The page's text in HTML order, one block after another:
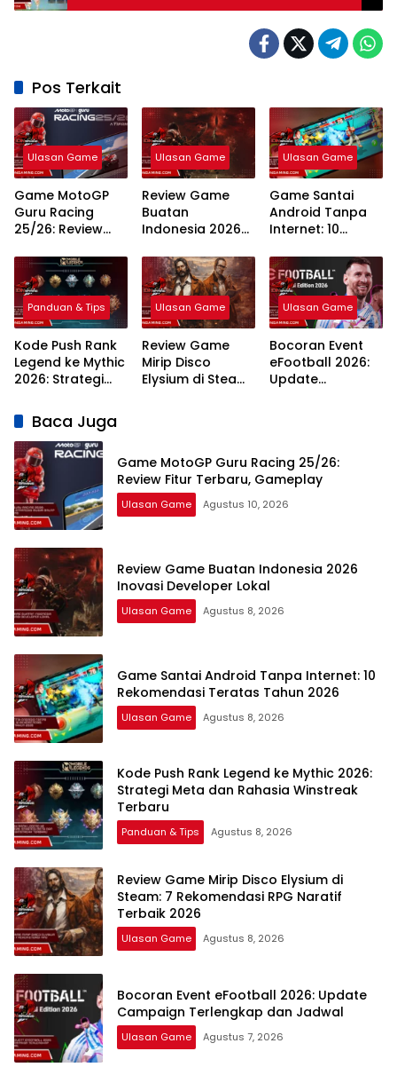
Pos Terkait
Ulasan Game
Game MotoGP
Guru Racing
25/26: Review
Gameplay
Ulasan Game
Review Game
Buatan
Indonesia 2026
Developer Lokal
Ulasan Game
Game Santai
Android Tanpa
Internet: 10
Teratas Tahun
2026
Panduan & Tips
Kode Push Rank
Legend ke Mythic
2026: Strategi
Rahasia
Winstreak
Terbaru
Ulasan Game
Review Game
Mirip Disco
Elysium di Steam:
Ulasan Game
Bocoran Event
eFootball 2026:
Update
Baca Juga
Game MotoGP Guru Racing 25/26:
Review Fitur Terbaru, Gameplay
Ulasan Game Agustus 10, 2026
Review Game Buatan Indonesia 2026
Inovasi Developer Lokal
Ulasan Game Agustus 8, 2026
Game Santai Android Tanpa Internet: 10
Rekomendasi Teratas Tahun 2026
Ulasan Game Agustus 8, 2026
Kode Push Rank Legend ke Mythic 2026:
Strategi Meta dan Rahasia Winstreak
Terbaru
Panduan & Tips Agustus 8, 2026
Review Game Mirip Disco Elysium di
Steam: 7 Rekomendasi RPG Naratif
Terbaik 2026
Ulasan Game Agustus 8, 2026
Bocoran Event eFootball 2026: Update
Campaign Terlengkap dan Jadwal
Ulasan Game Agustus 7, 2026